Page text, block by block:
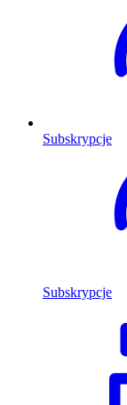
Subskrypcje
Subskrypcje